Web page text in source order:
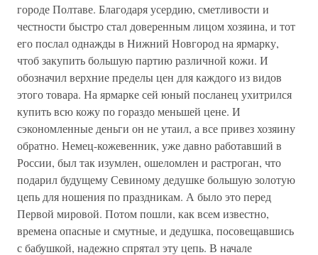
городе Полтаве. Благодаря усердию, сметливости и
честности быстро стал доверенным лицом хозяина, и тот
его послал однажды в Нижний Новгород на ярмарку,
чтоб закупить большую партию различной кожи. И
обозначил верхние пределы цен для каждого из видов
этого товара. На ярмарке сей юный посланец ухитрился
купить всю кожу по гораздо меньшей цене. И
сэкономленные деньги он не утаил, а все привез хозяину
обратно. Немец-кожевенник, уже давно работавший в
России, был так изумлен, ошеломлен и растроган, что
подарил будущему Севиному дедушке большую золотую
цепь для ношения по праздникам. А было это перед
Первой мировой. Потом пошли, как всем известно,
времена опасные и смутные, и дедушка, посовещавшись
с бабушкой, надежно спрятал эту цепь. В начале